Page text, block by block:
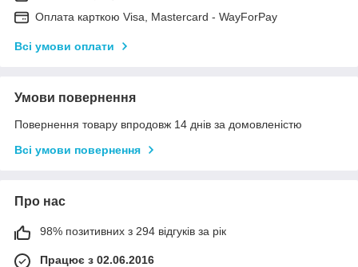
Оплата карткою Visa, Mastercard - WayForPay
Всі умови оплати
Умови повернення
Повернення товару впродовж 14 днів за домовленістю
Всі умови повернення
Про нас
98% позитивних з 294 відгуків за рік
Працює з 02.06.2016